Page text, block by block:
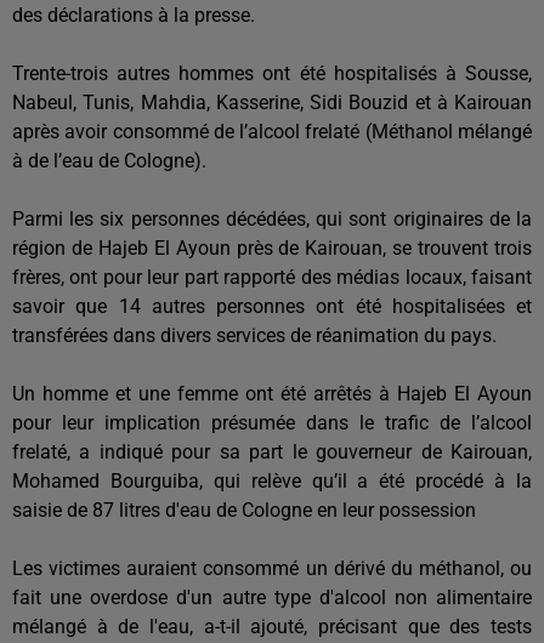
des déclarations à la presse.
Trente-trois autres hommes ont été hospitalisés à Sousse,
Nabeul, Tunis, Mahdia, Kasserine, Sidi Bouzid et à Kairouan
après avoir consommé de l’alcool frelaté (Méthanol mélangé
à de l’eau de Cologne).
Parmi les six personnes décédées, qui sont originaires de la
région de Hajeb El Ayoun près de Kairouan, se trouvent trois
frères, ont pour leur part rapporté des médias locaux, faisant
savoir que 14 autres personnes ont été hospitalisées et
transférées dans divers services de réanimation du pays.
Un homme et une femme ont été arrêtés à Hajeb El Ayoun
pour leur implication présumée dans le trafic de l’alcool
frelaté, a indiqué pour sa part le gouverneur de Kairouan,
Mohamed Bourguiba, qui relève qu’il a été procédé à la
saisie de 87 litres d'eau de Cologne en leur possession
Les victimes auraient consommé un dérivé du méthanol, ou
fait une overdose d'un autre type d'alcool non alimentaire
mélangé à de l'eau, a-t-il ajouté, précisant que des tests